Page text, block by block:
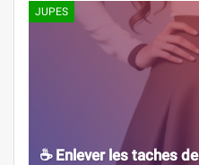
JUPES
☕️ Enlever les taches